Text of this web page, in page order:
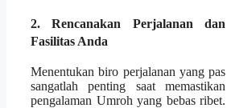
2. Rencanakan Perjalanan dan
Fasilitas Anda
Menentukan biro perjalanan yang pas
sangatlah penting saat memastikan
pengalaman Umroh yang bebas ribet.